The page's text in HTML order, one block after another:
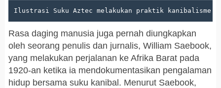
Ilustrasi Suku Aztec melakukan praktik kanibalisme
Rasa daging manusia juga pernah diungkapkan
oleh seorang penulis dan jurnalis, William Saebook,
yang melakukan perjalanan ke Afrika Barat pada
1920-an ketika ia mendokumentasikan pengalaman
hidup bersama suku kanibal. Menurut Saebook,